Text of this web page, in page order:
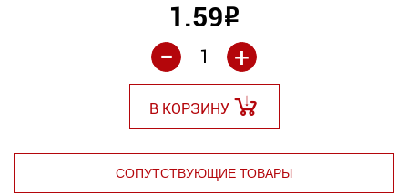
1.59Р
+
-
В КОРЗИНУ
СОПУТСТВУЮЩИЕ ТОВАРЫ